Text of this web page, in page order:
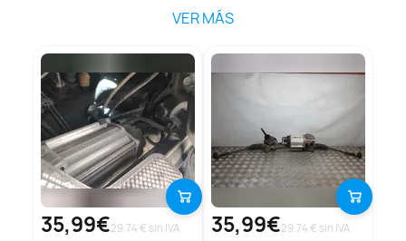
VER MÁS
35,99€29.74 € sin IVA 35,99€29.74 € sin IVA